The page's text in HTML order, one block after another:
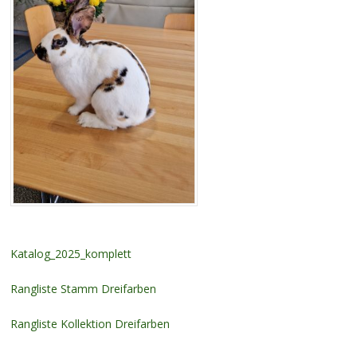
Katalog_2025_komplett
Rangliste Stamm Dreifarben
Rangliste Kollektion Dreifarben